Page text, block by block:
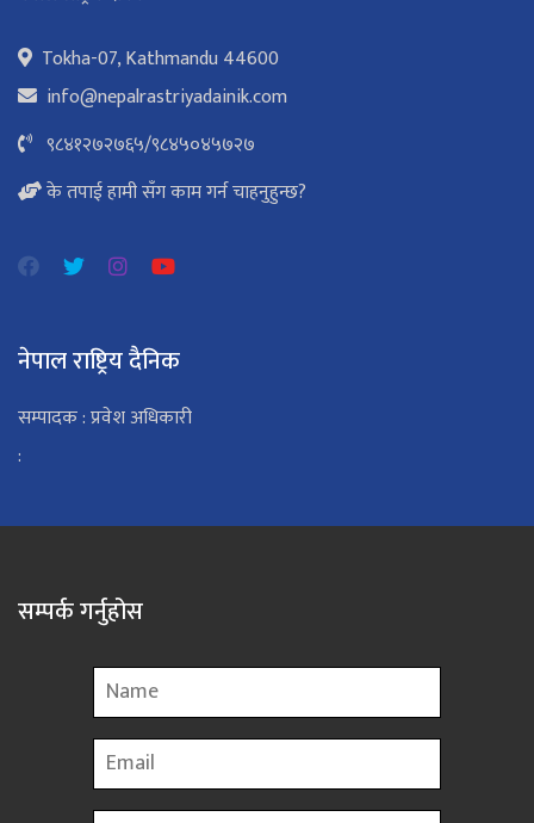
Tokha-07, Kathmandu 44600
info@nepalrastriyadainik.com
९८४१२७२७६५/९८४५०४५७२७
के तपाई हामी सँग काम गर्न चाहनुहुन्छ?
नेपाल राष्ट्रिय दैनिक
सम्पादक : प्रवेश अधिकारी
:
सम्पर्क गर्नुहोस
Name
Email